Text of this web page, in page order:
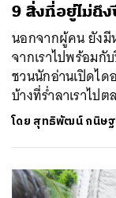
9 สิ่งที่อยู่ไม่ถึ
นอกจากผู้คน ยังมี
จากเราไปพร้อมกั
ชวนนักอ่านเปิดได
บ้างที่ร่ำลาเราไป
โดย สุทธิพัฒน์ กนิษ